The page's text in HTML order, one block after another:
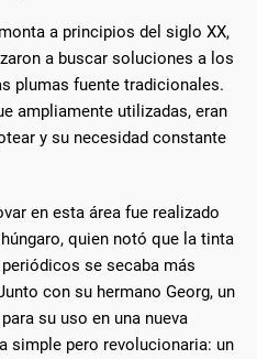
a principios del siglo XX,
a buscar soluciones a los
plumas fuente tradicionales.
ampliamente utilizadas, eran
y su necesidad constante
en esta área fue realizado
quien notó que la tinta
se secaba más
con su hermano Georg, un
su uso en una nueva
simple pero revolucionaria: un